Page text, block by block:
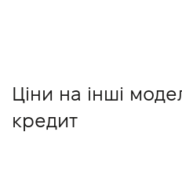
Ціни на інші
кредит